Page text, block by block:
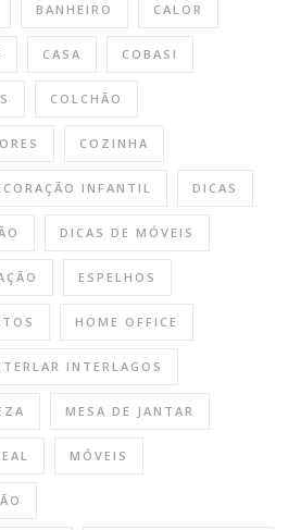
BANHEIRO CALOR
CASA COBASI
COLCHÃO
COZINHA
INFANTIL DICAS
DICAS DE MÓVEIS
ESPELHOS
HOME OFFICE
INTERLAGOS
MESA DE JANTAR
MÓVEIS